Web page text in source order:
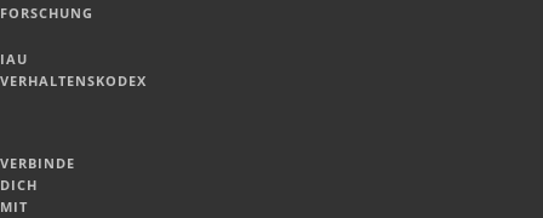
FORSCHUNG
IAU
VERHALTENSKODEX
VERBINDE
DICH
MIT